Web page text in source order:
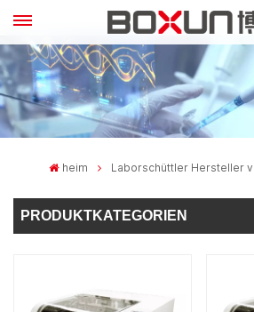
heim Laborschüttler Hersteller
PRODUKTKATEGORIEN